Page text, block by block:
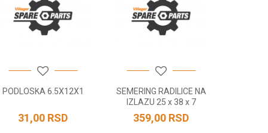
PODLOSKA 6.5X12X1
31,00 RSD
SEMERING RADILICE NA
IZLAZU 25 x 38 x 7
359,00 RSD